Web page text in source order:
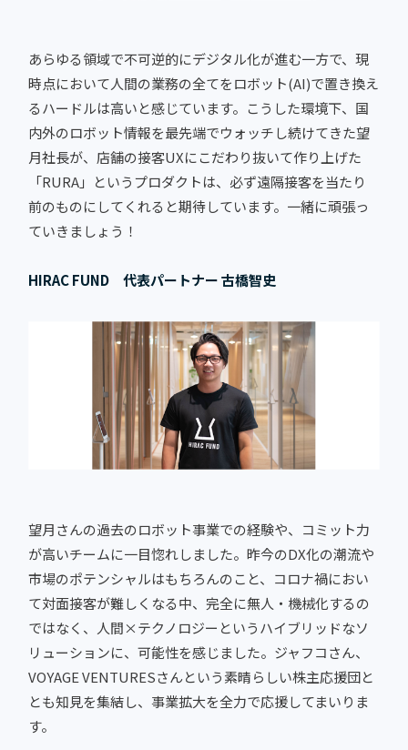
あらゆる領域で不可逆的にデジタル化が進む一方で、現
時点において人間の業務の全てをロボット(AI)で置き換え
るハードルは高いと感じています。こうした環境下、国
内外のロボット情報を最先端でウォッチし続けてきた望
月社長が、店舗の接客UXにこだわり抜いて作り上げた
「RURA」というプロダクトは、必ず遠隔接客を当たり
前のものにしてくれると期待しています。一緒に頑張っ
ていきましょう！
HIRAC FUND 代表パートナー 古橋智史
望月さんの過去のロボット事業での経験や、コミット力
が高いチームに一目惚れしました。昨今のDX化の潮流や
市場のポテンシャルはもちろんのこと、コロナ禍におい
て対面接客が難しくなる中、完全に無人・機械化するの
ではなく、人間×テクノロジーというハイブリッドなソ
リューションに、可能性を感じました。ジャフコさん、
VOYAGE VENTURESさんという素晴らしい株主応援団と
とも知見を集結し、事業拡大を全力で応援してまいりま
す。